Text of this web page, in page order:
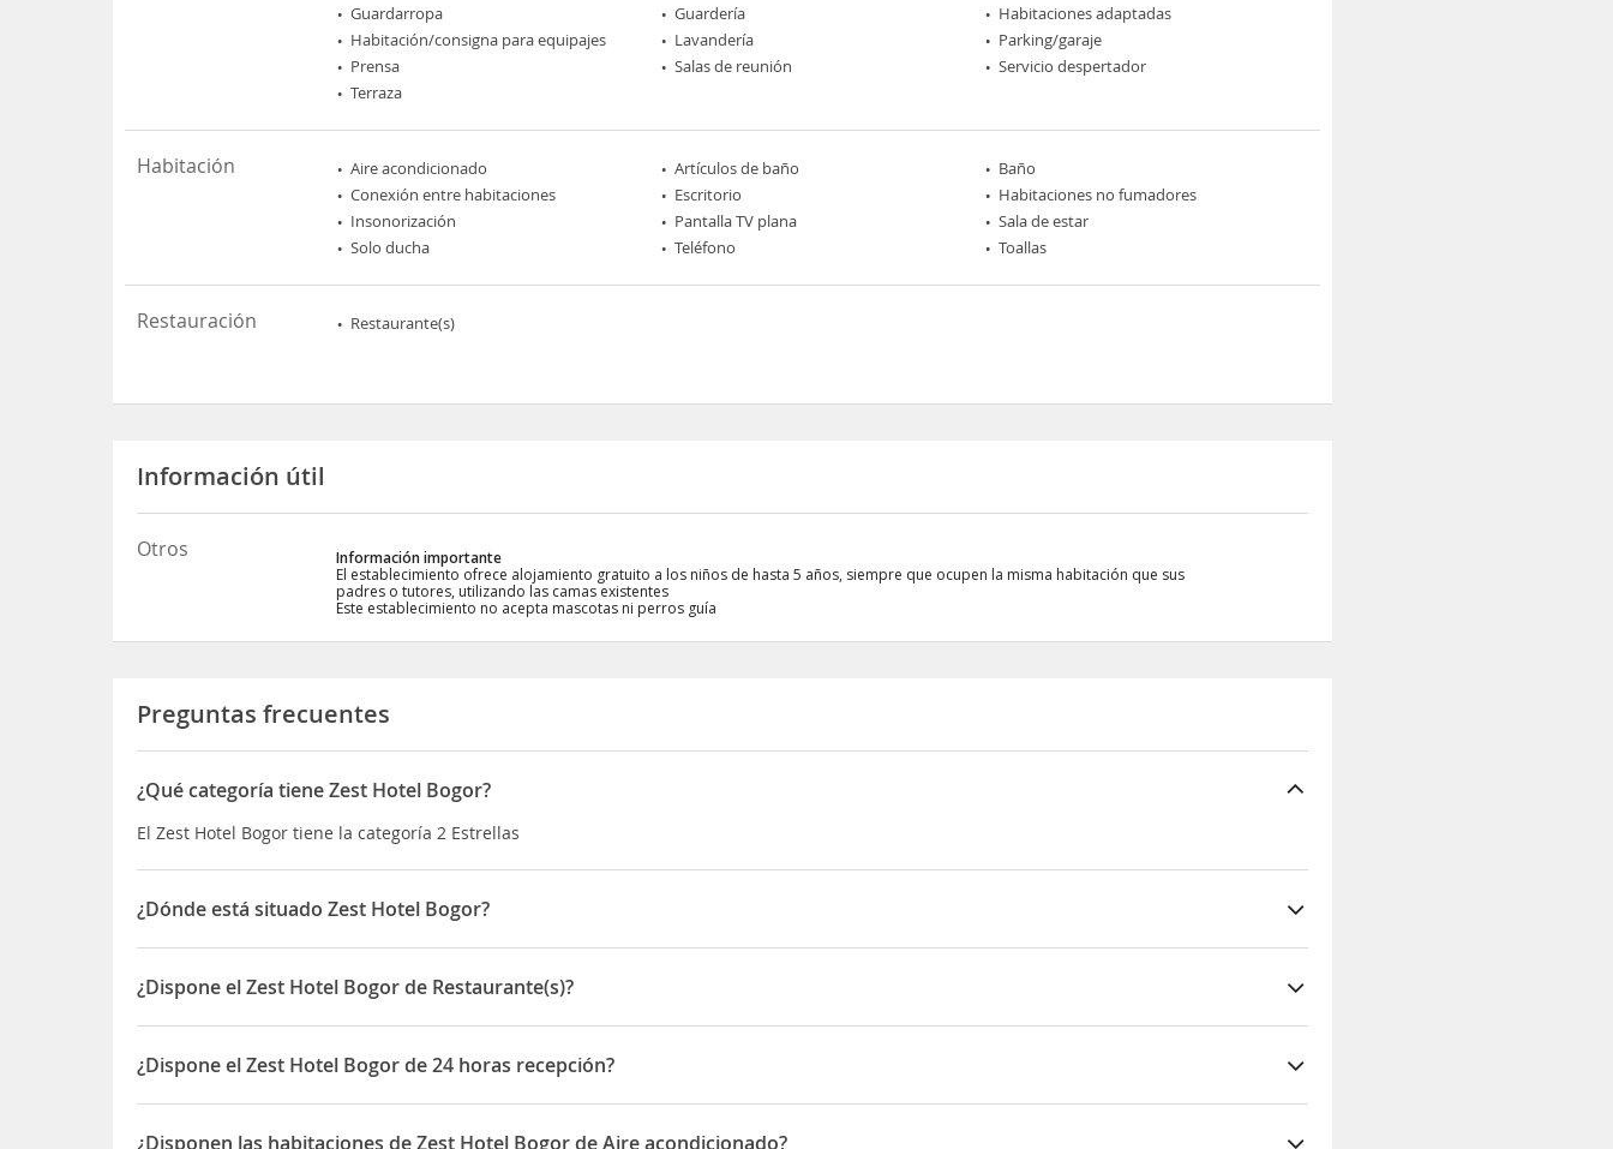
Guardarropa
Guardería
Habitaciones adaptadas
Habitación/consigna para equipajes
Lavandería
Parking/garaje
Prensa
Salas de reunión
Servicio despertador
Terraza
Habitación Aire acondicionado Artículos de baño
Baño
Conexión entre habitaciones
Escritorio
Habitaciones no fumadores
Insonorización
Pantalla TV plana
Sala de estar
Solo ducha
Teléfono Toallas
Restauración Restaurante(s)
Información útil
Otros
Información importante
El establecimiento ofrece alojamiento gratuito a los niños de hasta 5 años, siempre que ocupen la misma habitación que sus
padres o tutores, utilizando las camas existentes
Este establecimiento no acepta mascotas ni perros guía
Preguntas frecuentes
¿Qué categoría tiene Zest Hotel Bogor?
El Zest Hotel Bogor tiene la categoría 2 Estrellas
¿Dónde está situado Zest Hotel Bogor?
El Zest Hotel Bogor está situado en Jl. Padjajaran No. 27
¿Dispone el Zest Hotel Bogor de Restaurante(s)?
Sí, el Zest Hotel Bogor dispone de Restaurante(s)
¿Dispone el Zest Hotel Bogor de 24 horas recepción?
Sí, el Zest Hotel Bogor dispone de 24 horas recepción
¿Disponen las habitaciones de Zest Hotel Bogor de Aire acondicionado?